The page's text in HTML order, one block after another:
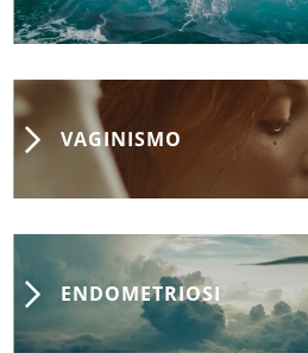
VAGINISMO
ENDOMETRIOSI